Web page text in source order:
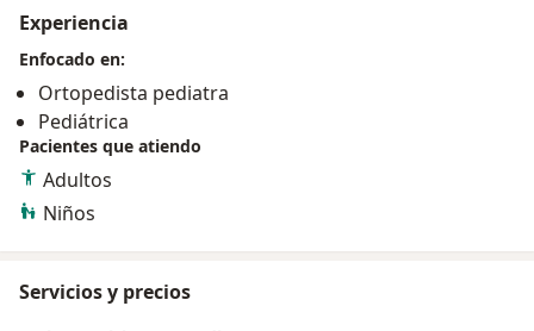
Experiencia
Enfocado en:
Ortopedista pediatra
Pediátrica
Pacientes que atiendo
Adultos
Niños
Servicios y precios